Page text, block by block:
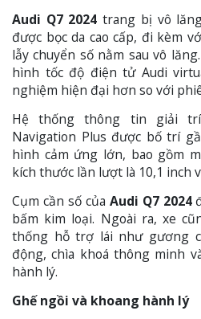
Audi Q7 2024 trang bị vô
được bọc da cao cấp, đi kèm
lẫy chuyển số nằm sau vô
hình tốc độ điện tử Audi
nghiệm hiện đại hơn so với
Hệ thống thông tin giải
Navigation Plus được bố trí
hình cảm ứng lớn, bao gồm
kích thước lần lượt là 10,1 inch
Cụm cần số của Audi Q7 2024
bấm kim loại. Ngoài ra, xe
thống hỗ trợ lái như gương
động, chìa khoá thông minh
hành lý.
Ghế ngồi và khoang hành lý